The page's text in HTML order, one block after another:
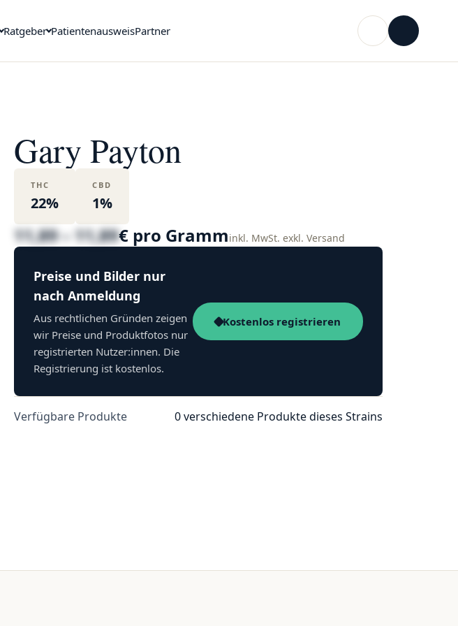
Ratgeber PatientenausweisPartner
Gary Payton
THC
22%
CBD
1%
11,89 – 11,89€ pro Gramminkl. MwSt. exkl. Versand
Preise und Bilder nur
nach Anmeldung
Aus rechtlichen Gründen zeigen
wir Preise und Produktfotos nur
registrierten Nutzer:innen. Die
Registrierung ist kostenlos.
Kostenlos registrieren
Verfügbare Produkte 0 verschiedene Produkte dieses Strains